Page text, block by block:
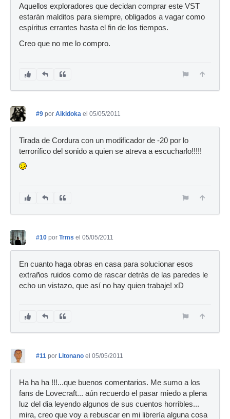
Aquellos exploradores que decidan comprar este VST
estarán malditos para siempre, obligados a vagar como
espíritus errantes hasta el fin de los tiempos.
Creo que no me lo compro.
#9 por Aikidoka el 05/05/2011
Tirada de Cordura con un modificador de -20 por lo
terrorífico del sonido a quien se atreva a escucharlo!!!!!
#10 por Trms el 05/05/2011
En cuanto haga obras en casa para solucionar esos
extraños ruidos como de rascar detrás de las paredes le
echo un vistazo, que así no hay quien trabaje! xD
#11 por Litonano el 05/05/2011
Ha ha ha !!!...que buenos comentarios. Me sumo a los
fans de Lovecraft... aún recuerdo el pasar miedo a plena
luz del dia leyendo algunos de sus cuentos horribles...
mira, creo que voy a rebuscar en mi librería alguna cosa